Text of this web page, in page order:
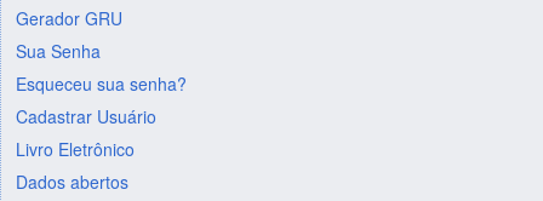
Gerador GRU
Sua Senha
Esqueceu sua senha?
Cadastrar Usuário
Livro Eletrônico
Dados abertos